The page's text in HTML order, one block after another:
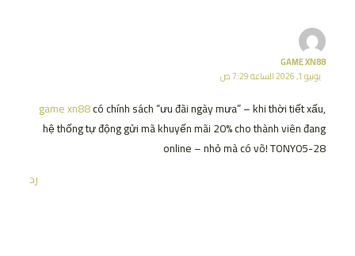
GAME XN88
يونيو 1, 2026 الساعة 7:29 ص
game xn88có chính sách “ưu đãi ngày mưa” – khi thời tiết xấu,
hệ thống tự động gửi mã khuyến mãi 20% cho thành viên đang
online – nhỏ mà có võ! TONY05-28
رد